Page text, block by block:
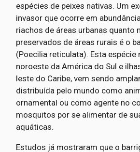
espécies de peixes nativas. Um
invasor que ocorre em
riachos de áreas urbanas quanto
preservados de áreas rurais é o
(Poecilia reticulata). Esta espécie
noroeste da América do Sul e
leste do Caribe, vem sendo
distribuída pelo mundo como
ornamental ou como agente no
mosquitos por se alimentar de
aquáticas.
Estudos já mostraram que o